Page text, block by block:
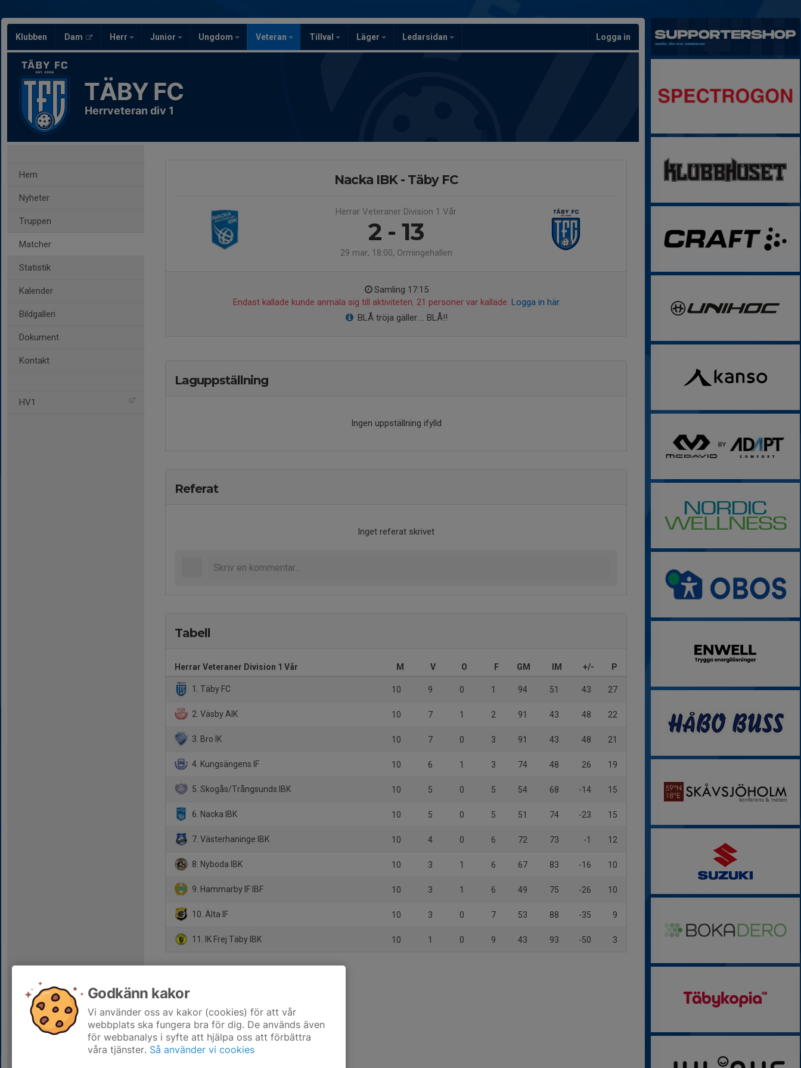
Klubben Dam Herr Junior Ungdom Veteran Tillval Läger Ledarsidan Logga in
TÄBY FC
Herrveteran div 1
Hem
Nyheter
Truppen
Matcher
Statistik
Kalender
Bildgalleri
Dokument
Kontakt
HV1
Nacka IBK - Täby FC
Herrar Veteraner Division 1 Vår
2 - 13
29 mar, 18:00, Ormingehallen
Samling 17:15
Endast kallade kunde anmäla sig till aktiviteten. 21 personer var kallade. Logga in här
BLÅ tröja gäller…. BLÅ!!
Laguppställning
Ingen uppställning ifylld
Referat
Inget referat skrivet
Tabell
Herrar Veteraner Division 1 Vår M V O F GM IM +/- P
1. Täby FC 10 9 0 1 94 51 43 27
2. Väsby AIK 10 7 1 2 91 43 48 22
3. Bro IK 10 7 0 3 91 43 48 21
4. Kungsängens IF 10 6 1 3 74 48 26 19
5. Skogås/Trångsunds IBK 10 5 0 5 54 68 -14 15
6. Nacka IBK 10 5 0 5 51 74 -23 15
7. Västerhaninge IBK 10 4 0 6 72 73 -1 12
8. Nyboda IBK 10 3 1 6 67 83 -16 10
9. Hammarby IF IBF 10 3 1 6 49 75 -26 10
10. Älta IF 10 3 0 7 53 88 -35 9
11. IK Frej Täby IBK 10 1 0 9 43 93 -50 3
Godkänn kakor
Vi använder oss av kakor (cookies) för att vår
webbplats ska fungera bra för dig. De används även
för webbanalys i syfte att hjälpa oss att förbättra
våra tjänster. Så använder vi cookies